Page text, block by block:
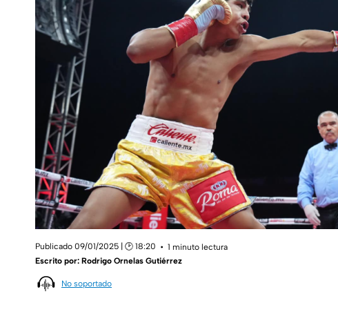
Publicado 09/01/2025 | 🕑 18:20
1 minuto lectura
Escrito por: Rodrigo Ornelas Gutiérrez
No soportado